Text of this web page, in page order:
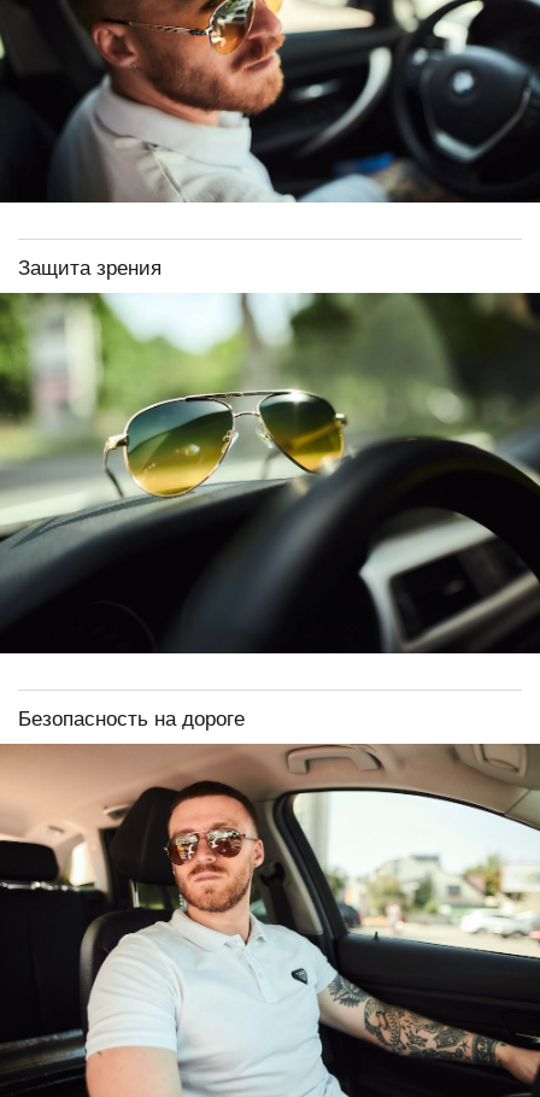
Защита зрения
Безопасность на дороге